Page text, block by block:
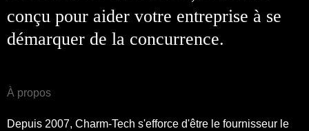
conçu pour aider votre entreprise à se
démarquer de la concurrence.
À propos
Depuis 2007, Charm-Tech s'efforce d'être le fournisseur le